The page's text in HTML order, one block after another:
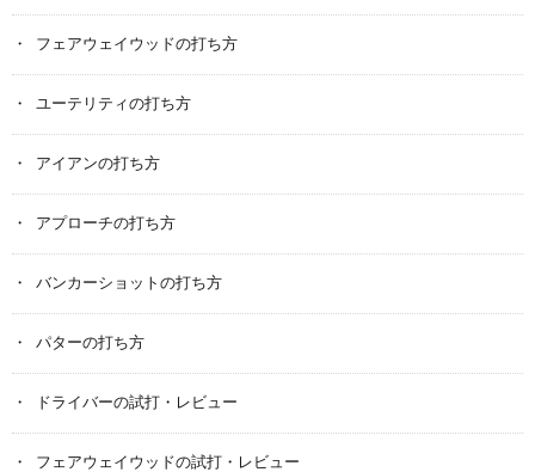
フェアウェイウッドの打ち方
ユーテリティの打ち方
アイアンの打ち方
アプローチの打ち方
バンカーショットの打ち方
パターの打ち方
ドライバーの試打・レビュー
フェアウェイウッドの試打・レビュー